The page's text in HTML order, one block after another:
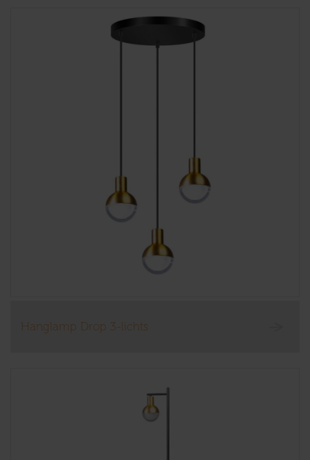
Hanglamp Drop 3-lichts